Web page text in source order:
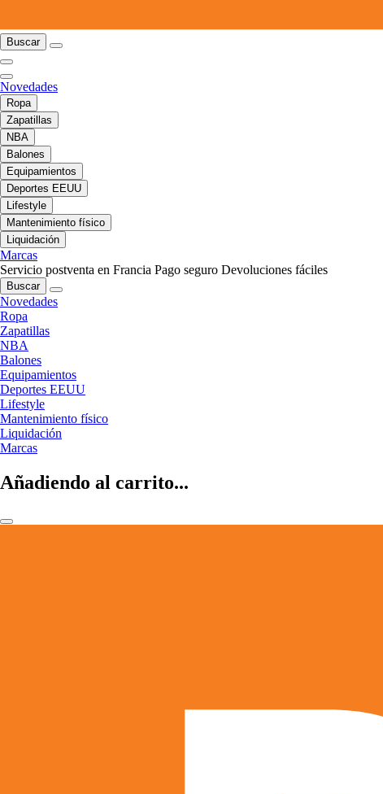
Buscar
Novedades
Ropa
Zapatillas
NBA
Balones
Equipamientos
Deportes EEUU
Lifestyle
Mantenimiento físico
Liquidación
Marcas
Servicio postventa en Francia Pago seguro Devoluciones fáciles
Buscar
Novedades
Ropa
Zapatillas
NBA
Balones
Equipamientos
Deportes EEUU
Lifestyle
Mantenimiento físico
Liquidación
Marcas
Añadiendo al carrito...